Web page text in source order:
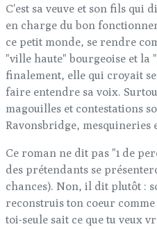
C'est sa veuve et son fils qui
en charge du bon
ce petit monde, se rendre
"ville haute" bourgeoise et la
finalement, elle qui croyait
faire entendre sa voix.
magouilles et contestations
Ravonsbridge, mesquineries
Ce roman ne dit pas "1 de
des prétendants se
chances). Non, il dit plutôt :
reconstruis ton coeur
toi-seule sait ce que tu veux